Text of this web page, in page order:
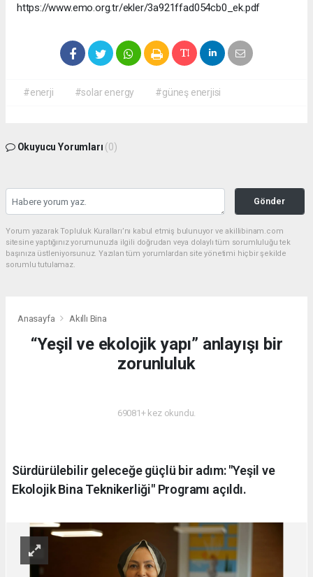
https://www.emo.org.tr/ekler/3a921ffad054cb0_ek.pdf
#enerji #solar energy #güneş enerjisi
Okuyucu Yorumları (0)
Gönder
Yorum yazarak Topluluk Kuralları’nı kabul etmiş bulunuyor ve akillibinam.com
sitesine yaptığınız yorumunuzla ilgili doğrudan veya dolaylı tüm sorumluluğu tek
başınıza üstleniyorsunuz. Yazılan tüm yorumlardan site yönetimi hiçbir şekilde
sorumlu tutulamaz.
Anasayfa Akıllı Bina
“Yeşil ve ekolojik yapı” anlayışı bir
zorunluluk
69081+ kez okundu.
Sürdürülebilir geleceğe güçlü bir adım: "Yeşil ve
Ekolojik Bina Teknikerliği" Programı açıldı.